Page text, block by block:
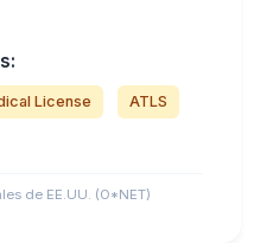
License ATLS
de EE.UU. (O*NET)